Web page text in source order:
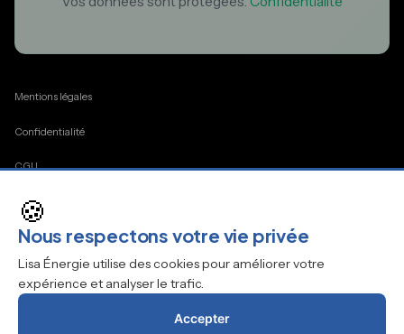
Mentions légales
Confidentialité
CGU
Cookies
Contact
🍪
Nous respectons votre vie privée
Lisa Énergie utilise des cookies pour améliorer votre
expérience et analyser le trafic.
Accepter